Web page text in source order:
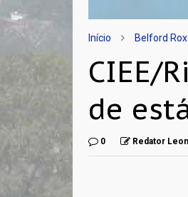
Início Belford
CIEE/
de
0 Redator